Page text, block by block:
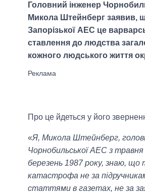
Головний інженер
Микола Штейнберг заявив,
Запорізької АЕС це
ставлення до людства
кожного людського життя
Про це йдеться у його
«Я, Микола Штейнберг,
Чорнобильської АЕС з
березень 1987 року, знаю, що
катастрофа не за
статтями в газетах, не за